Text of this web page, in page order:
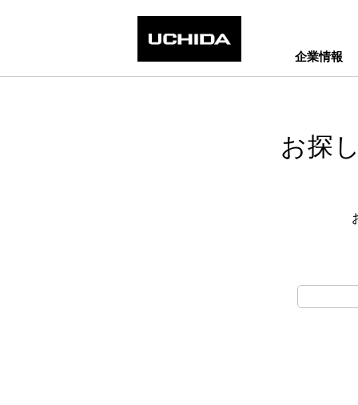
企業情報
お探